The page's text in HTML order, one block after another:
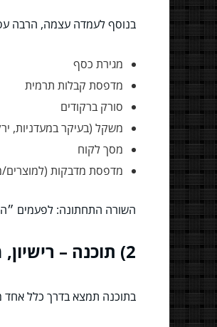
בנוסף לעמדה עצמה, הרבה
מגירת כסף
מדפסת קבלות תרמית
סורק ברקודים
משקל (בעיקר במעדניות,
מסך לקוח
מדפסת מדבקות
השורה התחתונה: לפעמים
2) תוכנה – רישיון, מנוי, או ״זה כלול״ (שזה בדרך כלל אומר משהו)
בתוכנה תמצא בדרך כלל אחד